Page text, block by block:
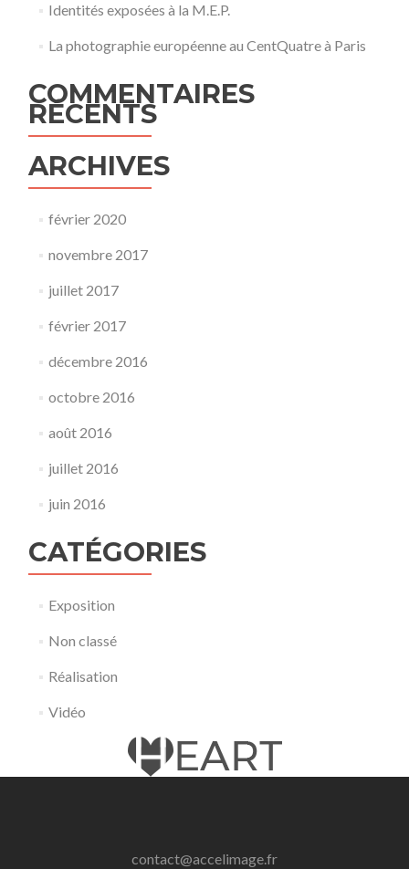
Identités exposées à la M.E.P.
La photographie européenne au CentQuatre à Paris
COMMENTAIRES
RÉCENTS
ARCHIVES
février 2020
novembre 2017
juillet 2017
février 2017
décembre 2016
octobre 2016
août 2016
juillet 2016
juin 2016
CATÉGORIES
Exposition
Non classé
Réalisation
Vidéo
contact@accelimage.fr